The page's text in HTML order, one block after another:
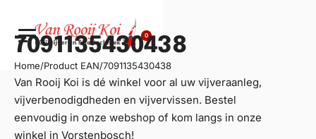
0
7091135430438
Home/Product EAN/7091135430438
Van Rooij Koi is dé winkel voor al uw vijveraanleg,
vijverbenodigdheden en vijvervissen. Bestel
eenvoudig in onze webshop of kom langs in onze
winkel in Vorstenbosch!